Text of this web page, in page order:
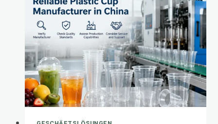
FINDEN
SIE
DIE
BESTEN
GANZHEITEN